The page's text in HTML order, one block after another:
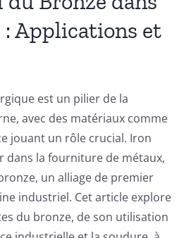
spéciale
Devis
Français
Applications et
est un pilier de la
avec des matériaux comme
jouant un rôle crucial. Iron
dans la fourniture de métaux,
un alliage de premier
industriel. Cet article explore
du bronze, de son utilisation